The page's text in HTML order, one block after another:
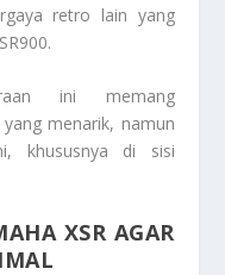
retro lain yang
ini memang
menarik, namun
khususnya di sisi
XSR AGAR